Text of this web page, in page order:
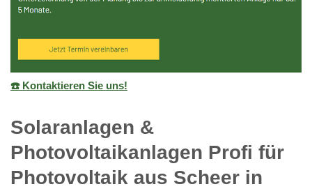
☎️ Kontaktieren Sie uns!
Solaranlagen &
Photovoltaikanlagen Profi für
Photovoltaik aus Scheer in